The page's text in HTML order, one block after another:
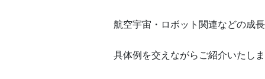
航空宇宙・ロボット関連などの成
具体例を交えながらご紹介いたし